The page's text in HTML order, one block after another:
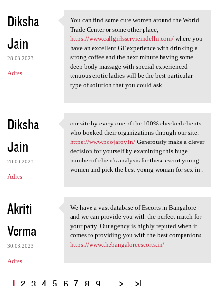
Diksha
Jain
28.03.2023
Adres
You can find some cute women
You can find some cute women around the World
Trade Center or some other place,
https://www.callgirlsservieindelhi.com/where you
have an excellent GF experience with drinking a
strong coffee and the next minute having some
deep body massage with special experienced
tenuous erotic ladies will be the best particular
type of solution that you could ask.
Diksha
Jain
28.03.2023
Adres
our site by every one of the
our site by every one of the 100% checked clients
who booked their organizations through our site.
https://www.poojaroy.in/Generously make a clever
decision for yourself by examining this huge
number of client's analysis for these escort young
women and pick the best young woman for sex in .
Akriti
Verma
30.03.2023
Adres
We have a vast database of
We have a vast database of Escorts in Bangalore
and we can provide you with the perfect match for
your party. Our agency is highly reputed when it
comes to providing you with the best companions.
https://www.thebangaloreescorts.in/
S1 2 3 4 5 6 7 8 9